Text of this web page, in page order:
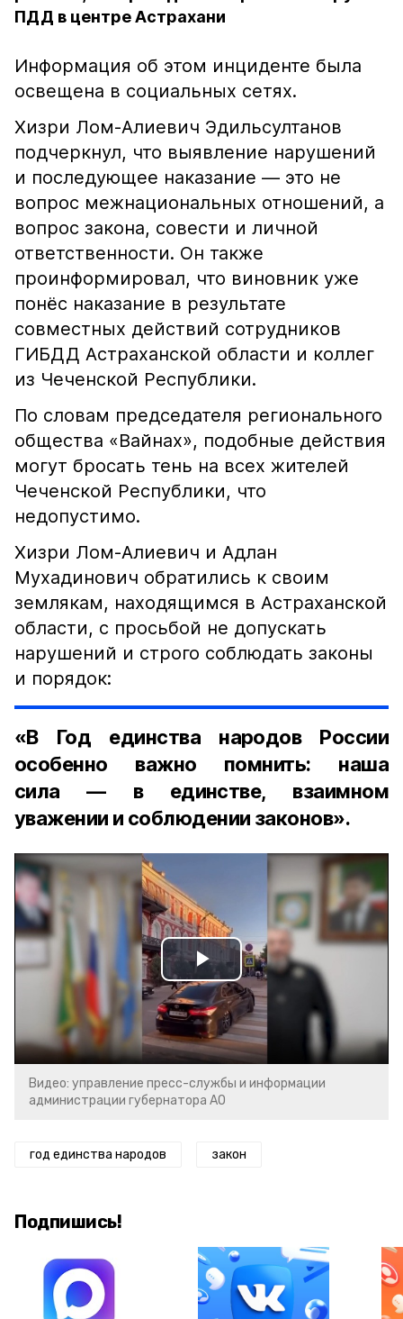
ПДД в центре Астрахани
Информация об этом инциденте была
освещена в социальных сетях.
Хизри Лом-Алиевич Эдильсултанов
подчеркнул, что выявление нарушений
и последующее наказание — это не
вопрос межнациональных отношений, а
вопрос закона, совести и личной
ответственности. Он также
проинформировал, что виновник уже
понёс наказание в результате
совместных действий сотрудников
ГИБДД Астраханской области и коллег
из Чеченской Республики.
По словам председателя регионального
общества «Вайнах», подобные действия
могут бросать тень на всех жителей
Чеченской Республики, что
недопустимо.
Хизри Лом-Алиевич и Адлан
Мухадинович обратились к своим
землякам, находящимся в Астраханской
области, с просьбой не допускать
нарушений и строго соблюдать законы
и порядок:
«В Год единства народов России
особенно важно помнить: наша
сила — в единстве, взаимном
уважении и соблюдении законов».
Play
Video
Видео: управление пресс-службы и информации
администрации губернатора АО
год единства народов закон
Подпишись!